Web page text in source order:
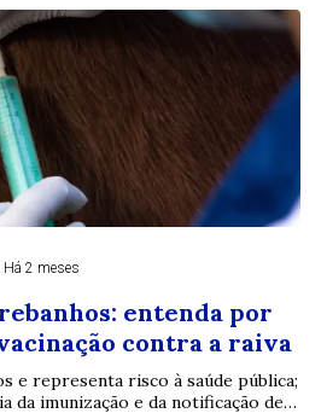
Há 2 meses
entenda por
contra a raiva
e representa risco à saúde pública;
da imunização e da notificação de